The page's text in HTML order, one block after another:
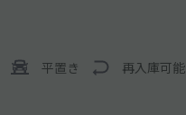
平置き 再入庫可能